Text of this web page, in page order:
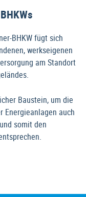
BHKW fügt sich
werkseigenen
am Standort
Baustein, um die
Energieanlagen auch
somit den